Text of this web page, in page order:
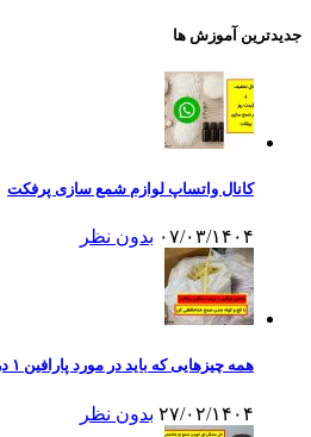
جدیدترین آموزش ها
کانال واتساپ لوازم شمع سازی پرفکت
۰۷/۰۳/۱۴۰۴ بدون نظر
همه چیزهایی که باید در مورد پارافین ۱ درصد سنگین بدانید!
۲۷/۰۲/۱۴۰۴ بدون نظر